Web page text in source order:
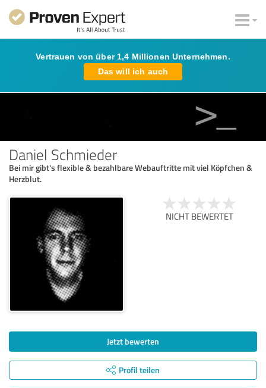
Vertrauen von über 1,4 Millionen Unternehmen.
Das will ich auch
Daniel Schmieder
Bei mir gibt's flexible & bezahlbare Webauftritte mit viel Köpfchen &
Herzblut.
NICHT BEWERTET
Jetzt bewerten
Profil teilen